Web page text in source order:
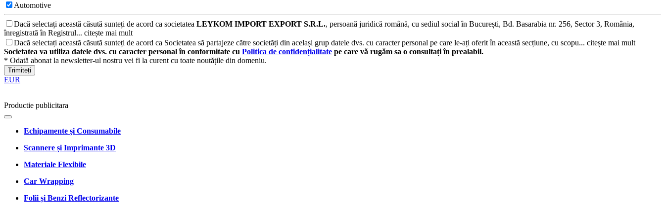
Automotive
Dacă selectați această căsută sunteți de acord ca societatea LEYKOM IMPORT EXPORT S.R.L., persoană juridică română, cu sediul social în București, Bd. Basarabia nr. 256, Sector 3, România,
înregistrată în Registrul... citește mai mult
Dacă selectați această căsută sunteți de acord ca Societatea să partajeze către societăți din același grup datele dvs. cu caracter personal pe care le-ați oferit în această secțiune, cu scopu... citește mai mult
Societatea va utiliza datele dvs. cu caracter personal în conformitate cu Politica de confidențialitate pe care vă rugăm sa o consultați în prealabil.
* Odată abonat la newsletter-ul nostru vei fi la curent cu toate noutățile din domeniu.
Trimiteți
EUR
Productie publicitara
Echipamente și Consumabile
Scannere și Imprimante 3D
Materiale Flexibile
Car Wrapping
Folii și Benzi Reflectorizante